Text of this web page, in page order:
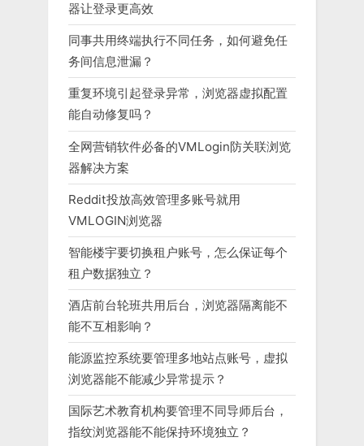
器让登录更高效
同事共用终端执行不同任务，如何避免任
务间信息泄漏？
重复环境引起登录异常，浏览器虚拟配置
能自动修复吗？
全网营销软件必备的VMLogin防关联浏览
器解决方案
Reddit投放高效管理多账号就用
VMLOGIN浏览器
智能楼宇要切换租户账号，怎么保证每个
租户数据独立？
酒店前台轮班共用后台，浏览器隔离能不
能不互相影响？
能源监控系统要管理多地站点账号，虚拟
浏览器能不能减少异常提示？
国际艺术教育机构要管理不同导师后台，
指纹浏览器能不能保持环境独立？